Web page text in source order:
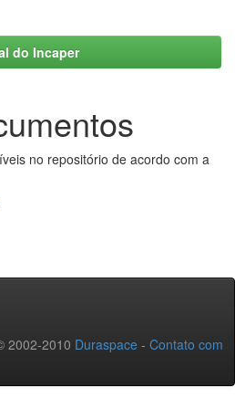
do Incaper
no repositório de acordo com a
2002-2010 Duraspace - Contato com